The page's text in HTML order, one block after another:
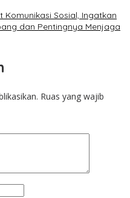
Komunikasi Sosial, Ingatkan
dan Pentingnya Menjaga
Ruas yang wajib